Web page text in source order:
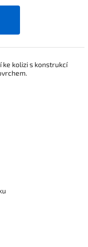
ke kolizi s konstrukcí